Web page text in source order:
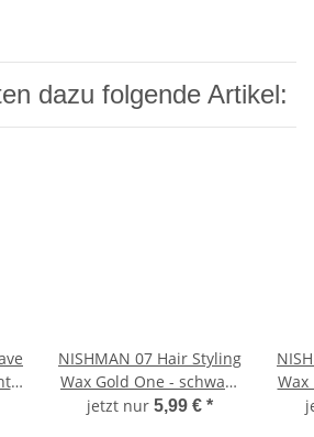
dazu folgende Artikel:
NISHMAN 07 Hair Styling
Wax Gold One - schwarz
150 ml XL
jetzt nur 5,99 € *